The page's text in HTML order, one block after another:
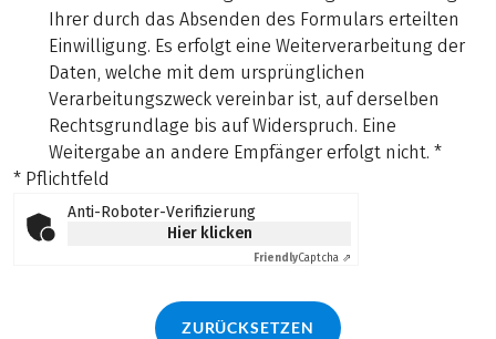
Ihrer durch das Absenden des Formulars erteilten
Einwilligung. Es erfolgt eine Weiterverarbeitung der
Daten, welche mit dem ursprünglichen
Verarbeitungszweck vereinbar ist, auf derselben
Rechtsgrundlage bis auf Widerspruch. Eine
Weitergabe an andere Empfänger erfolgt nicht. *
* Pflichtfeld
Anti-Roboter-Verifizierung
Hier klicken
FriendlyCaptcha ⇗
ZURÜCKSETZEN